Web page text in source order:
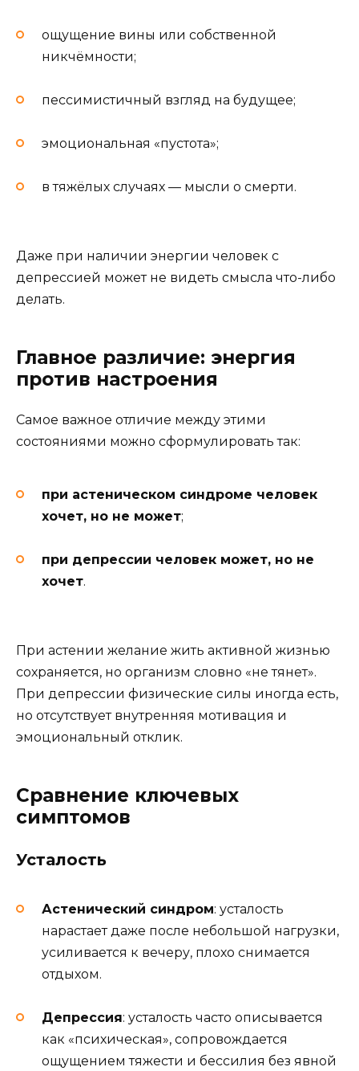
ощущение вины или собственной
никчёмности;
пессимистичный взгляд на будущее;
эмоциональная «пустота»;
в тяжёлых случаях — мысли о смерти.
Даже при наличии энергии человек с
депрессией может не видеть смысла что-либо
делать.
Главное различие: энергия
против настроения
Самое важное отличие между этими
состояниями можно сформулировать так:
при астеническом синдроме человек
хочет, но не может;
при депрессии человек может, но не
хочет.
При астении желание жить активной жизнью
сохраняется, но организм словно «не тянет».
При депрессии физические силы иногда есть,
но отсутствует внутренняя мотивация и
эмоциональный отклик.
Сравнение ключевых
симптомов
Усталость
Астенический синдром: усталость
нарастает даже после небольшой нагрузки,
усиливается к вечеру, плохо снимается
отдыхом.
Депрессия: усталость часто описывается
как «психическая», сопровождается
ощущением тяжести и бессилия без явной